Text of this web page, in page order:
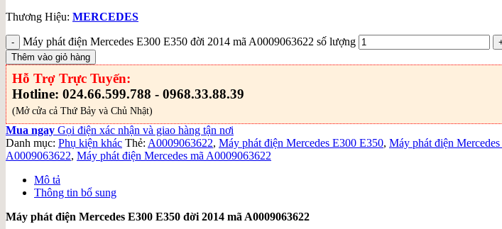
Thương Hiệu: MERCEDES
Máy phát điện Mercedes E300 E350 đời 2014 mã A0009063622 số lượng
Thêm vào giỏ hàng
Hỗ Trợ Trực Tuyến:
Hotline: 024.66.599.788 - 0968.33.88.39
(Mở cửa cả Thứ Bảy và Chủ Nhật)
Mua ngay Gọi điện xác nhận và giao hàng tận nơi
Danh mục: Phụ kiện khác Thẻ: A0009063622, Máy phát điện Mercedes E300 E350, Máy phát điện
A0009063622, Máy phát điện Mercedes mã A0009063622
Mô tả
Thông tin bổ sung
Máy phát điện Mercedes E300 E350 đời 2014 mã A0009063622